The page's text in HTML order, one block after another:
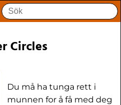
Circles
Du må ha tunga rett i
munnen for å få med deg